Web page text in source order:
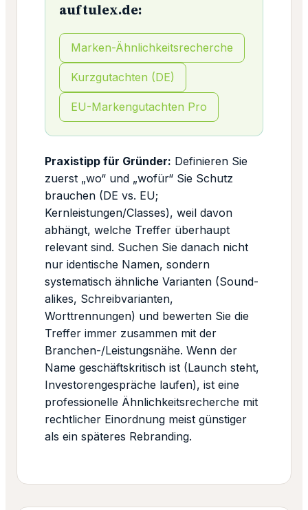
auf tulex.de:
Marken-Ähnlichkeitsrecherche
Kurzgutachten (DE)
EU-Markengutachten Pro
Praxistipp für Gründer: Definieren Sie
zuerst „wo“ und „wofür“ Sie Schutz
brauchen (DE vs. EU;
Kernleistungen/Classes), weil davon
abhängt, welche Treffer überhaupt
relevant sind. Suchen Sie danach nicht
nur identische Namen, sondern
systematisch ähnliche Varianten (Sound-
alikes, Schreibvarianten,
Worttrennungen) und bewerten Sie die
Treffer immer zusammen mit der
Branchen-/Leistungsnähe. Wenn der
Name geschäftskritisch ist (Launch steht,
Investorengespräche laufen), ist eine
professionelle Ähnlichkeitsrecherche mit
rechtlicher Einordnung meist günstiger
als ein späteres Rebranding.